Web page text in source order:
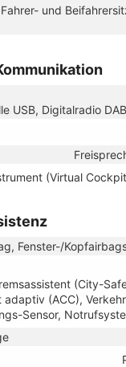
und
USB, Digitalradio
(Virtual
Fenster-/
(City-
(ACC),
Sensor,